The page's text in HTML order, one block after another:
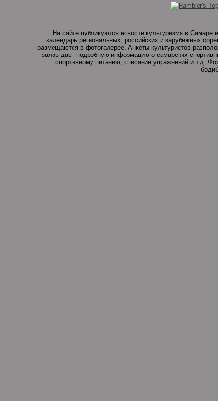
На сайте публикуются новости культуризма в
календарь региональных, российских и зарубежных
размещаются в фотогалерее. Анкеты культуристов
залов дает подробную информацию о самарских
спортивному питанию, описание упражнений и т.д.